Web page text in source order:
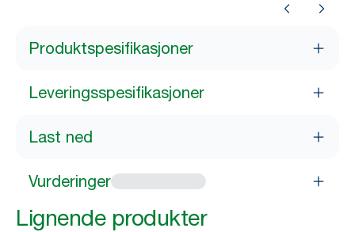
Produktspesifikasjoner
Leveringsspesifikasjoner
Last ned
Vurderinger
Lignende produkter